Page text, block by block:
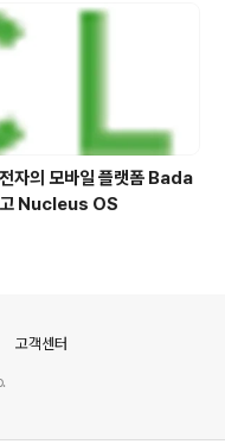
자의 모바일 플랫폼 Bada
Nucleus OS
고객센터